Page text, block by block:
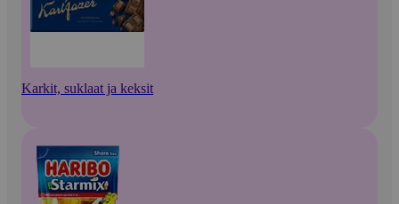
Karkit, suklaat ja keksit